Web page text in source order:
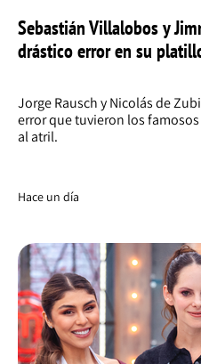
Sebastián Villalobos y
drástico error en su
Jorge Rausch y Nicolás de
error que tuvieron los
al atril.
Hace un día